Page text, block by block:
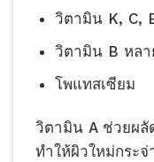
วิตามิน K, C,
วิตามิน B หลา
โพแทสเซียม
วิตามิน A ช่วยผลั
ทำให้ผิวใหม่กระ